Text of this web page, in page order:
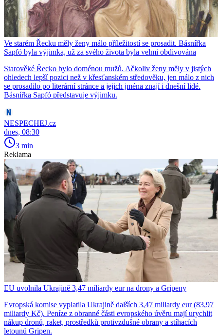
Ve starém Řecku měly ženy málo příležitostí se prosadit. Básnířka
Sapfó byla výjimka, už za svého života byla velmi obdivována
Starověké Řecko bylo doménou mužů. Ačkoliv ženy měly v jistých
ohledech lepší pozici než v křesťanském středověku, jen málo z nich
se prosadilo po literární stránce a jejich jména znají i dnešní lidé.
Básnířka Sapfó představuje výjimku.
NESPECHEJ.cz
dnes, 08:30
3 min
Reklama
EU uvolnila Ukrajině 3,47 miliardy eur na drony a Gripeny
Evropská komise vyplatila Ukrajině dalších 3,47 miliardy eur (83,97
miliardy Kč). Peníze z obranné části evropského úvěru mají urychlit
nákup dronů, raket, prostředků protivzdušné obrany a stíhacích
letounů Gripen.